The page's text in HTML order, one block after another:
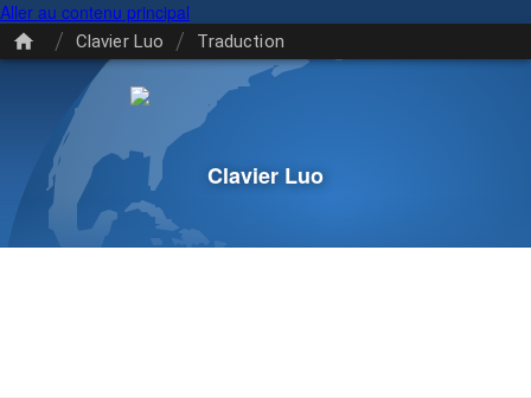
Aller au contenu principal
/ Clavier Luo / Traduction
Clavier Luo